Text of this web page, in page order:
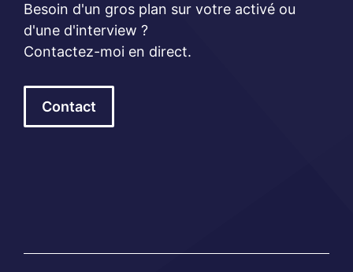
Besoin d'un gros plan sur votre activé ou
d'une d'interview ?
Contactez-moi en direct.
Contact